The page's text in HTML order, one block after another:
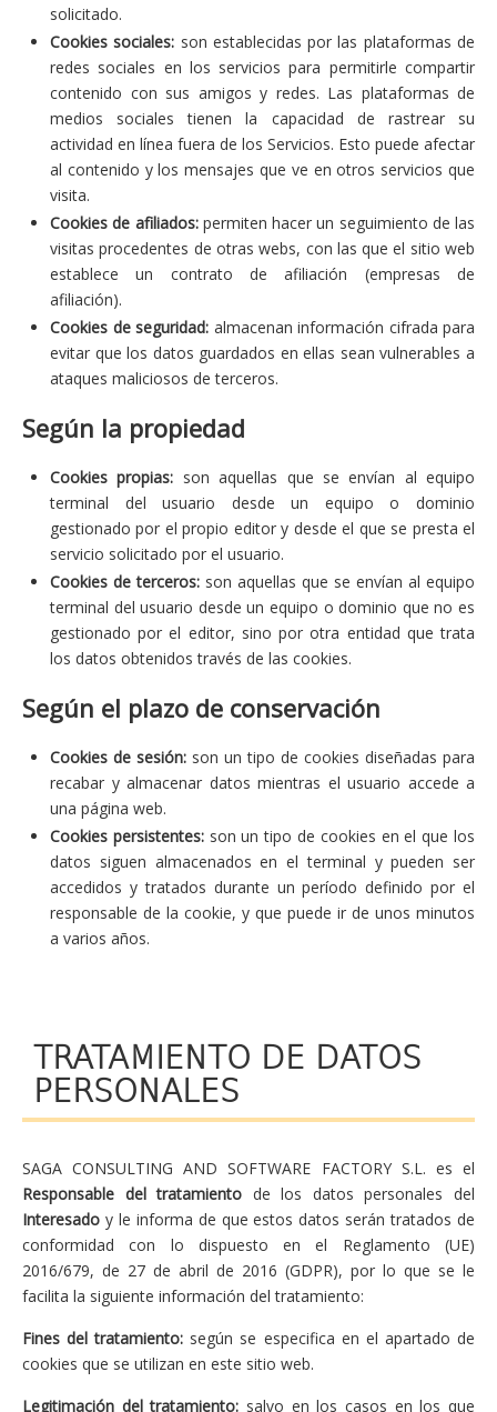
solicitado.
Cookies sociales: son establecidas por las plataformas de
redes sociales en los servicios para permitirle compartir
contenido con sus amigos y redes. Las plataformas de
medios sociales tienen la capacidad de rastrear su
actividad en línea fuera de los Servicios. Esto puede afectar
al contenido y los mensajes que ve en otros servicios que
visita.
Cookies de afiliados:permiten hacer un seguimiento de las
visitas procedentes de otras webs, con las que el sitio web
establece un contrato de afiliación (empresas de
afiliación).
Cookies de seguridad: almacenan información cifrada para
evitar que los datos guardados en ellas sean vulnerables a
ataques maliciosos de terceros.
Según la propiedad
Cookies propias: son aquellas que se envían al equipo
terminal del usuario desde un equipo o dominio
gestionado por el propio editor y desde el que se presta el
servicio solicitado por el usuario.
Cookies de terceros: son aquellas que se envían al equipo
terminal del usuario desde un equipo o dominio que no es
gestionado por el editor, sino por otra entidad que trata
los datos obtenidos través de las cookies.
Según el plazo de conservación
Cookies de sesión: son un tipo de cookies diseñadas para
recabar y almacenar datos mientras el usuario accede a
una página web.
Cookies persistentes:son un tipo de cookies en el que los
datos siguen almacenados en el terminal y pueden ser
accedidos y tratados durante un período definido por el
responsable de la cookie, y que puede ir de unos minutos
a varios años.
TRATAMIENTO DE DATOS
PERSONALES
SAGA CONSULTING AND SOFTWARE FACTORY S.L. es el
Responsable del tratamiento de los datos personales del
Interesado y le informa de que estos datos serán tratados de
conformidad con lo dispuesto en el Reglamento (UE)
2016/679, de 27 de abril de 2016 (GDPR), por lo que se le
facilita la siguiente información del tratamiento:
Fines del tratamiento: según se especifica en el apartado de
cookies que se utilizan en este sitio web.
Legitimación del tratamiento: salvo en los casos en los que